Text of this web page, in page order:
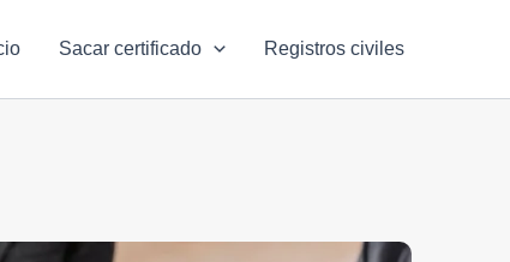
Sacar certificado Registros civiles